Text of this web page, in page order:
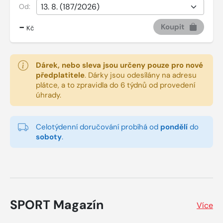
Od:
- Kč Koupit
Dárek, nebo sleva jsou určeny pouze pro nové
předplatitele. Dárky jsou odesílány na adresu
plátce, a to zpravidla do 6 týdnů od provedení
úhrady.
Celotýdenní doručování probíhá od pondělí do
soboty.
SPORT Magazín Více